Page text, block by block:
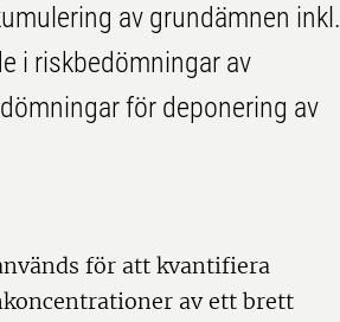
av grundämnen inkl.
i riskbedömningar av
för deponering av
för att kvantifiera
av ett brett